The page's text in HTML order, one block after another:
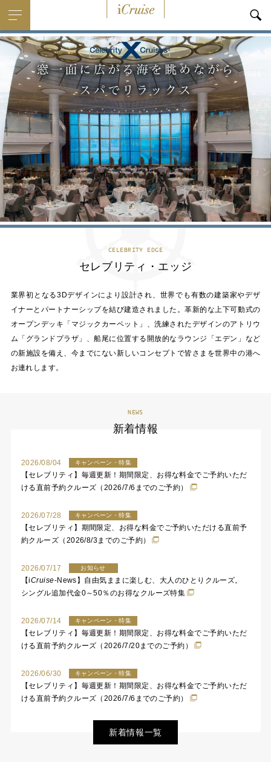
CELEBRITY EDGE
セレブリティ・エッジ
業界初となる3Dデザインにより設計され、世界でも有数の建築家やデザ
イナーとパートナーシップを結び建造されました。革新的な上下可動式の
オープンデッキ「マジックカーペット」、洗練されたデザインのアトリウ
ム「グランドプラザ」、船尾に位置する開放的なラウンジ「エデン」など
の新施設を備え、今までにない新しいコンセプトで皆さまを世界中の港へ
お連れします。
NEWS
新着情報
2026/08/04 キャンペーン・特集
【セレブリティ】毎週更新！期間限定、お得な料金でご予約いただ
ける直前予約クルーズ（2026/7/6までのご予約）
2026/07/28 キャンペーン・特集
【セレブリティ】期間限定、お得な料金でご予約いただける直前予
約クルーズ（2026/8/3までのご予約）
2026/07/17 お知らせ
【iCruise-News】自由気ままに楽しむ、大人のひとりクルーズ。
シングル追加代金0～50％のお得なクルーズ特集
2026/07/14 キャンペーン・特集
【セレブリティ】毎週更新！期間限定、お得な料金でご予約いただ
ける直前予約クルーズ（2026/7/20までのご予約）
2026/06/30 キャンペーン・特集
【セレブリティ】毎週更新！期間限定、お得な料金でご予約いただ
ける直前予約クルーズ（2026/7/6までのご予約）
新着情報一覧